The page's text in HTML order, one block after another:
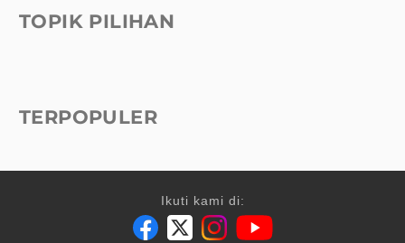
TOPIK PILIHAN
TERPOPULER
Ikuti kami di: